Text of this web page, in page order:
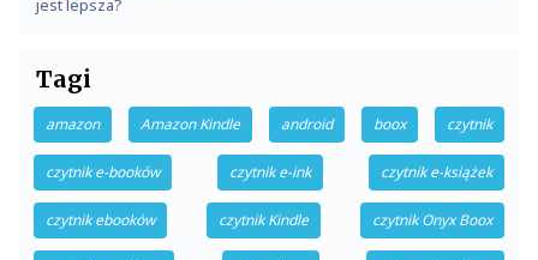
jest lepsza?
Tagi
amazon Amazon Kindle android boox czytnik
czytnik e-booków czytnik e-ink czytnik e-książek
czytnik ebooków czytnik Kindle czytnik Onyx Boox